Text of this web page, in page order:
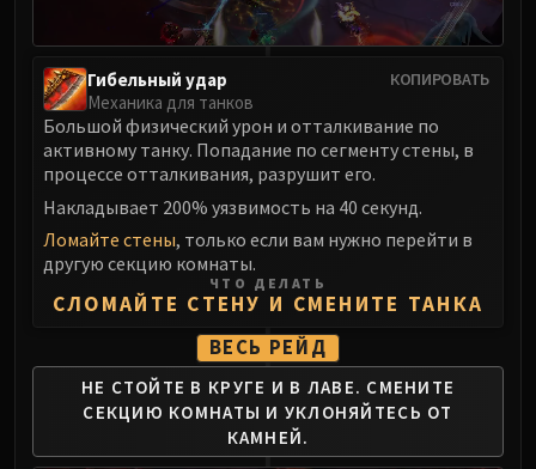
ULDUAR
Flame Leviathan
Razorscale
XT-002
Assembly of Iron
Kologarn
Auriaya
Mimiron
Freya
Hodir
Vezax
Yogg-Saron
Algalon
КОПИРОВАТЬ
Гибельный удар
Механика для танков
Большой физический урон и отталкивание по
активному танку. Попадание по сегменту стены, в
процессе отталкивания, разрушит его.
Накладывает 200% уязвимость на 40 секунд.
Ломайте стены, только если вам нужно перейти в
другую секцию комнаты.
ЧТО ДЕЛАТЬ
СЛОМАЙТЕ СТЕНУ И СМЕНИТЕ ТАНКА
ВЕСЬ РЕЙД
НЕ СТОЙТЕ В КРУГЕ И В ЛАВЕ. СМЕНИТЕ
СЕКЦИЮ КОМНАТЫ И УКЛОНЯЙТЕСЬ ОТ
КАМНЕЙ.